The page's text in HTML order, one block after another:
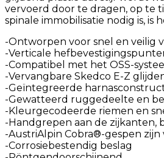
vervoerd door te dragen, op te
spinale immobilisatie nodig is, is
-Ontworpen voor snel en veilig
-Verticale
-Compatibel met het OSS-
-Vervangbare Skedco E-Z
-Geïntegreerde
-Gewatteerd ruggedeelte en
-Kleurgecodeerde riemen en
-Handgrepen aan de zijkanten,
-AustriAlpin Cobra®-gespen
-Corrosiebestendig beslag